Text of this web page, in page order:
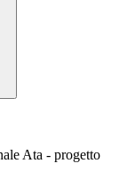
Ata - progetto